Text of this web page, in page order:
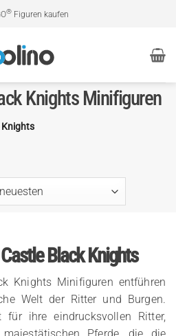
®Figuren kaufen
Knights Minifiguren
Knights
Black Knights
Knights Minifiguren entführen
Welt der Ritter und Burgen.
für ihre eindrucksvollen Ritter,